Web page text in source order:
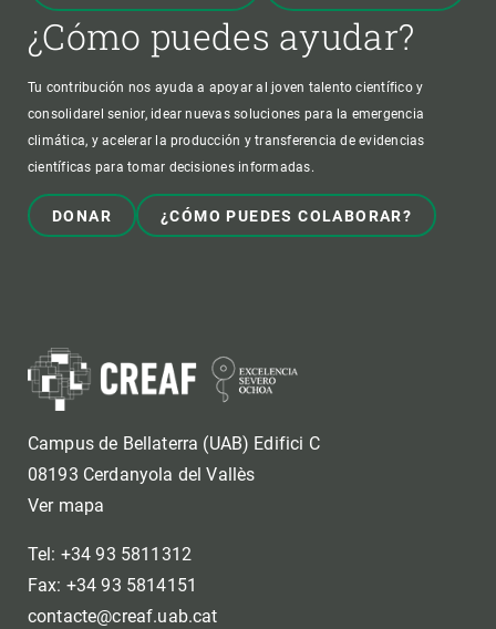
¿Cómo puedes ayudar?
Tu contribución nos ayuda a apoyar al joven talento científico y
consolidarel senior, idear nuevas soluciones para la emergencia
climática, y acelerar la producción y transferencia de evidencias
científicas para tomar decisiones informadas.
DONAR ¿CÓMO PUEDES COLABORAR?
Campus de Bellaterra (UAB) Edifici C
08193 Cerdanyola del Vallès
Ver mapa
Tel: +34 93 5811312
Fax: +34 93 5814151
contacte@creaf.uab.cat